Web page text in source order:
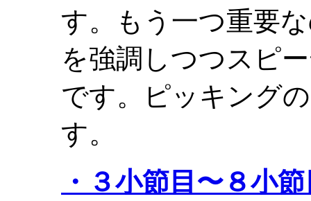
す。もう一つ重要
を強調しつつスピ
です。ピッキング
す。
・３小節目〜８小